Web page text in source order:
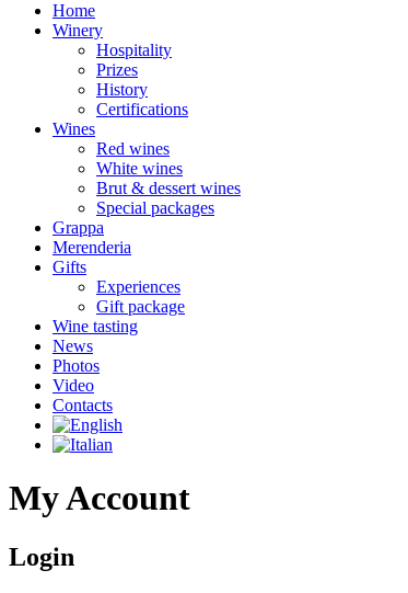
Home
Winery
Hospitality
Prizes
History
Certifications
Wines
Red wines
White wines
Brut & dessert wines
Special packages
Grappa
Merenderia
Gifts
Experiences
Gift package
Wine tasting
News
Photos
Video
Contacts
My Account
Login